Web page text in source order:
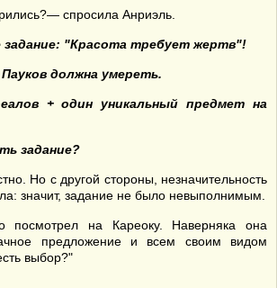
спросила Анриэль.
задание: "Красота требует жертв"!
должна умереть.
+ один уникальный предмет на
задание?
Но с другой стороны, незначительность
значит, задание не было невыполнимым.
посмотрел на Кареоку. Наверняка она
предложение и всем своим видом
выбор?"